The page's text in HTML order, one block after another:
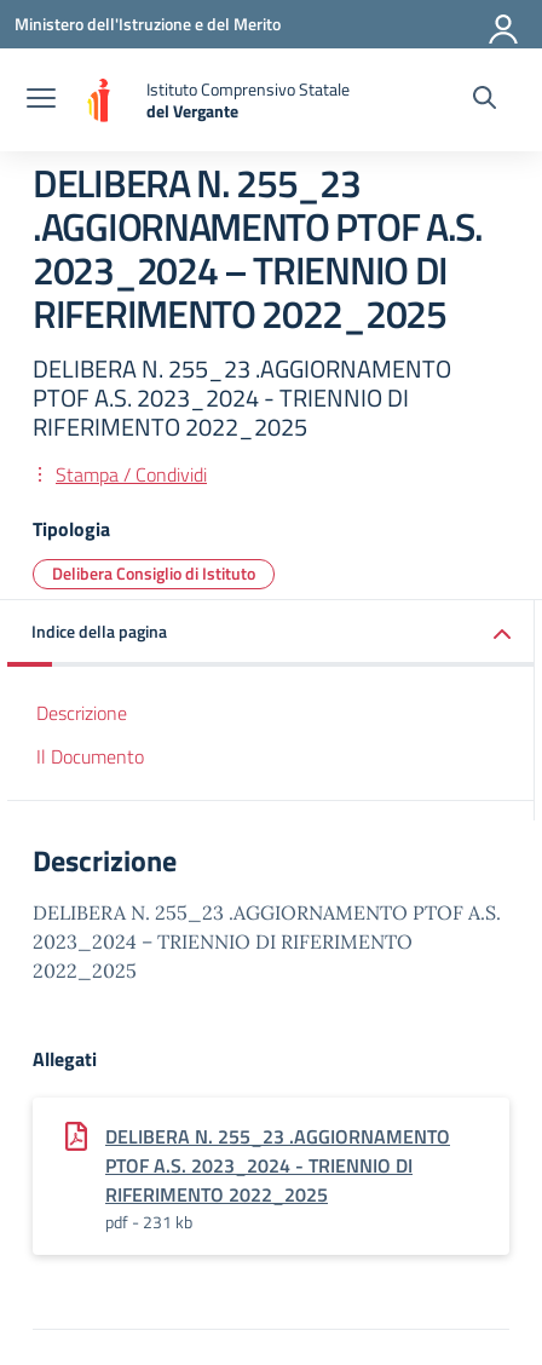
Vai ai contenuti
Vai al menu di navigazione
Vai al footer
Ministero dell'Istruzione e del Merito
Istituto Comprensivo Statale
del Vergante
— Visita la pagina iniziale della scuola
DELIBERA N. 255_23
.AGGIORNAMENTO PTOF A.S.
2023_2024 – TRIENNIO DI
RIFERIMENTO 2022_2025
DELIBERA N. 255_23 .AGGIORNAMENTO
PTOF A.S. 2023_2024 - TRIENNIO DI
RIFERIMENTO 2022_2025
Stampa / Condividi
Tipologia
Delibera Consiglio di Istituto
Indice della pagina
Descrizione
Il Documento
Descrizione
DELIBERA N. 255_23 .AGGIORNAMENTO PTOF A.S.
2023_2024 – TRIENNIO DI RIFERIMENTO
2022_2025
Allegati
DELIBERA N. 255_23 .AGGIORNAMENTO
PTOF A.S. 2023_2024 - TRIENNIO DI
RIFERIMENTO 2022_2025
pdf - 231 kb